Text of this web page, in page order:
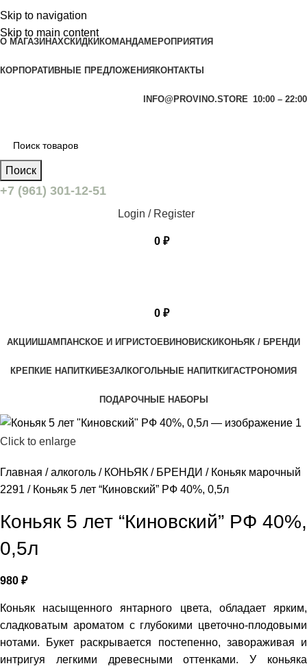
Skip to navigation
Skip to main content
О МАГАЗИНАХСКИДКИ КОМАНДАМЕРОПРИЯТИЯ
КОРПОРАТИВНЫЕ ПРЕДЛОЖЕНИЯ КОНТАКТЫ
INFO@PROVINO.STORE 10:00 – 22:00
Поиск
+7 (961) 301-12-51
Login / Register
0 ₽
0 ₽
АКЦИИШАМПАНСКОЕ И ИГРИСТОЕВИНОВИСКИКОНЬЯК / БРЕНДИ
КРЕПКИЕ НАПИТКИБЕЗАЛКОГОЛЬНЫЕ НАПИТКИГАСТРОНОМИЯ
ПОДАРОЧНЫЕ НАБОРЫ
Click to enlarge
Главная алкоголь КОНЬЯК / БРЕНДИ
Коньяк марочный
2291
Коньяк 5 лет “Киновский” РФ 40%, 0,5л
Коньяк 5 лет “Киновский” РФ 40%,
0,5л
980 ₽
Коньяк насыщенного янтарного цвета, обладает ярким,
сладковатым ароматом с глубокими цветочно-плодовыми
нотами. Букет раскрывается постепенно, завораживая и
интригуя легкими древесными оттенками. У коньяка